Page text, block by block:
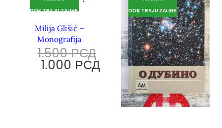
DOK TRAJU ZALIHE.
Milija Glišić –
Monografija
1.500РСД
1.000 РСД
DOK TRAJU ZALIHE.